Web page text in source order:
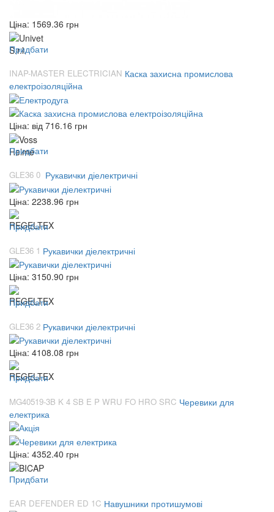
Ціна: 1569.36 грн
Придбати
INAP-MASTER ELECTRICIAN Каска захисна промислова
електроізоляційна
Ціна: від 716.16 грн
Придбати
GLE36 0 Рукавички діелектричні
Ціна: 2238.96 грн
Придбати
GLE36 1 Рукавички діелектричні
Ціна: 3150.90 грн
Придбати
GLE36 2 Рукавички діелектричні
Ціна: 4108.08 грн
Придбати
MG40519-3B K 4 SB E P WRU FO HRO SRC Черевики для
електрика
Ціна: 4352.40 грн
Придбати
EAR DEFENDER ED 1C Навушники протишумові